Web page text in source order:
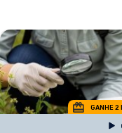
GANHE 2